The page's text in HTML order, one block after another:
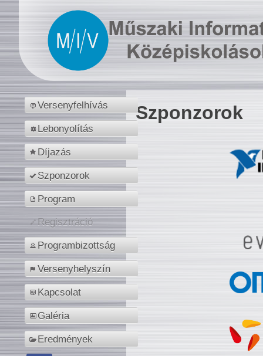
Versenyfelhívás
Lebonyolítás
Díjazás
Szponzorok
Program
Regisztráció
Programbizottság
Versenyhelyszín
Kapcsolat
Galéria
Eredmények
Szponzorok